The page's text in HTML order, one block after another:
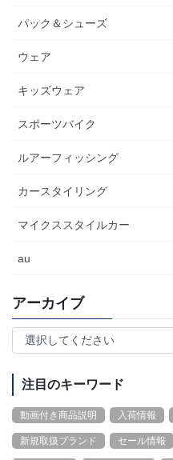
パック＆シューズ
ウェア
キッズウェア
スポーツバイク
ルアーフィッシング
カースタイリング
マイクススタイルカー
au
アーカイブ
注目のキーワード
動画付き商品説明 入荷情報
新規取扱ブランド セール情報